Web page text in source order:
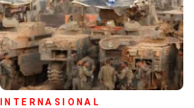
INTERNASIONAL